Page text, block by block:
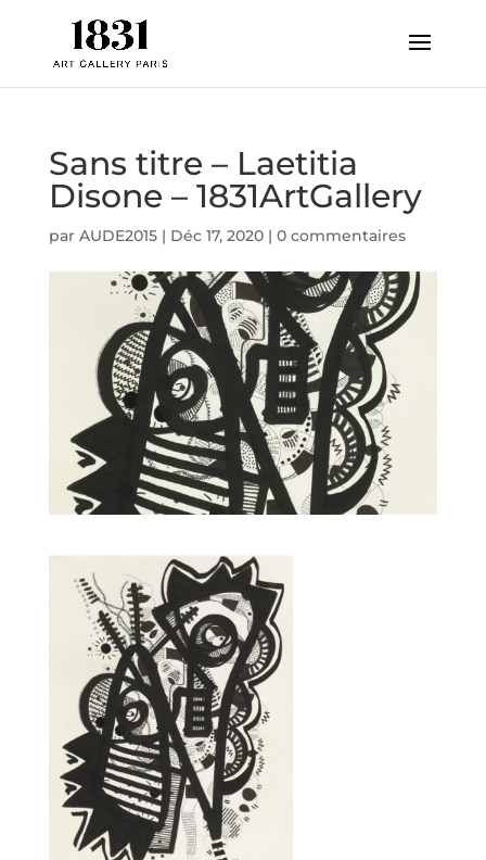
Sans titre – Laetitia
Disone – 1831ArtGallery
par AUDE2015| Déc 17, 2020| 0 commentaires